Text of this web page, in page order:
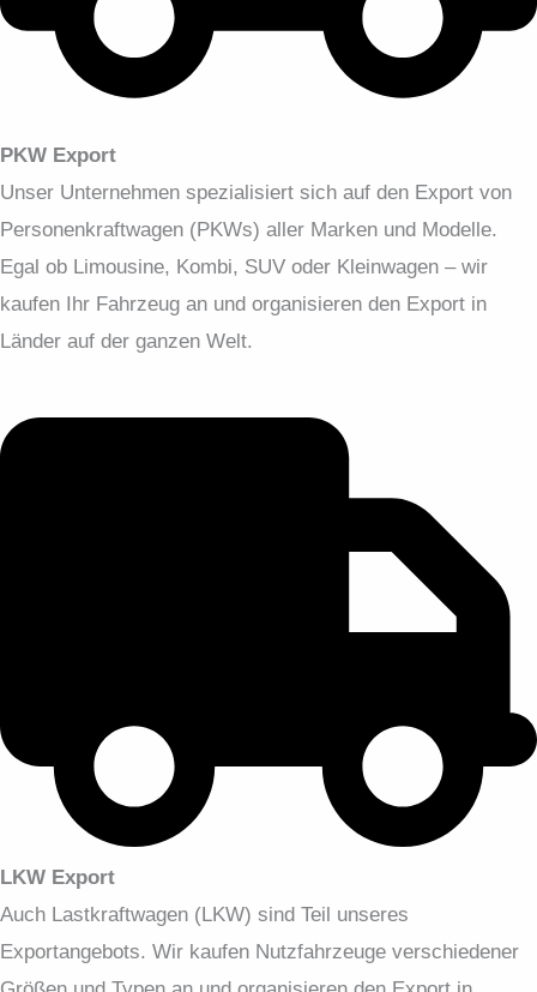
PKW Export
Unser Unternehmen spezialisiert sich auf den Export von
Personenkraftwagen (PKWs) aller Marken und Modelle.
Egal ob Limousine, Kombi, SUV oder Kleinwagen – wir
kaufen Ihr Fahrzeug an und organisieren den Export in
Länder auf der ganzen Welt.
LKW Export
Auch Lastkraftwagen (LKW) sind Teil unseres
Exportangebots. Wir kaufen Nutzfahrzeuge verschiedener